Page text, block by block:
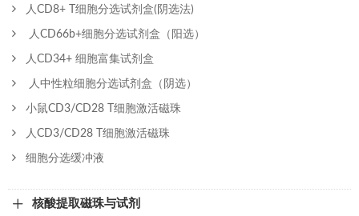
人CD8+ T细胞分选试剂盒(阴选法)
人CD66b+细胞分选试剂盒（阳选）
人CD34+ 细胞富集试剂盒
人中性粒细胞分选试剂盒（阴选）
小鼠CD3/CD28 T细胞激活磁珠
人CD3/CD28 T细胞激活磁珠
细胞分选缓冲液
核酸提取磁珠与试剂